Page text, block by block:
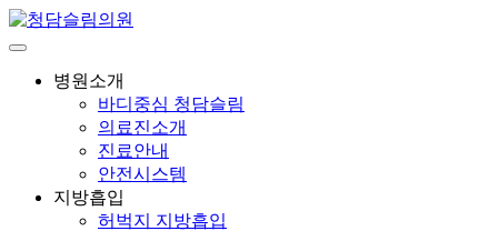
병원소개
바디중심 청담슬림
의료진소개
진료안내
안전시스템
지방흡입
허벅지 지방흡입